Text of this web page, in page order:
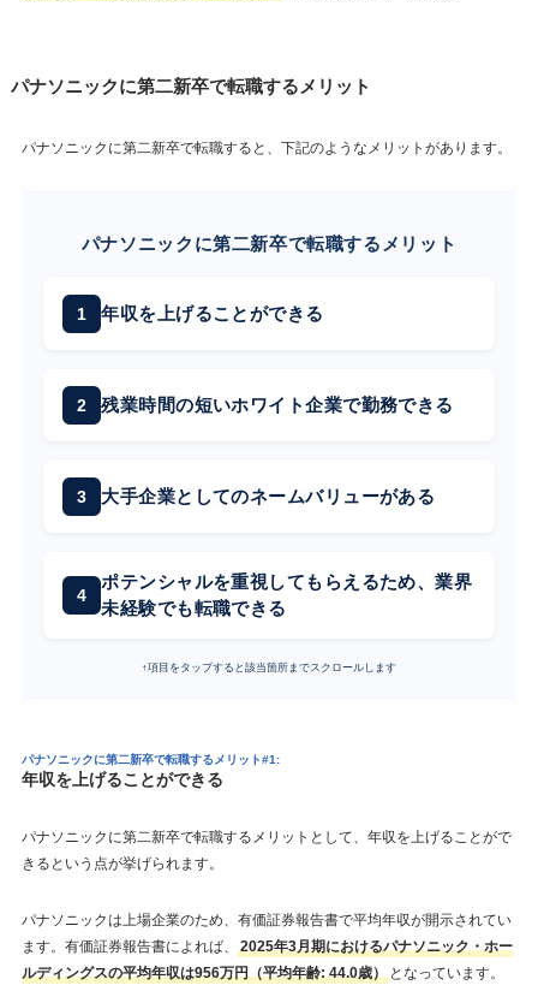
パナソニックに第二新卒で転職するメリット
パナソニックに第二新卒で転職すると、下記のようなメリットがあります。
パナソニックに第二新卒で転職するメリット
年収を上げることができる
残業時間の短いホワイト企業で勤務できる
大手企業としてのネームバリューがある
ポテンシャルを重視してもらえるため、業界
未経験でも転職できる
↑項目をタップすると該当箇所までスクロールします
パナソニックに第二新卒で転職するメリット#1:
年収を上げることができる
パナソニックに第二新卒で転職するメリットとして、年収を上げることがで
きるという点が挙げられます。
パナソニックは上場企業のため、有価証券報告書で平均年収が開示されてい
ます。有価証券報告書によれば、
2025年3月期におけるパナソニック・ホー
ルディングスの平均年収は956万円（平均年齢: 44.0歳）となっています。